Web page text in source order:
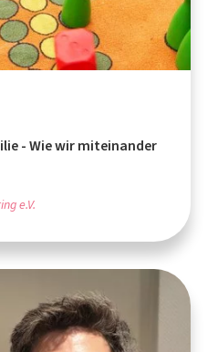
- Wie wir miteinander
e.V.